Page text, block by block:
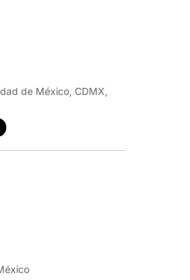
de México, CDMX,